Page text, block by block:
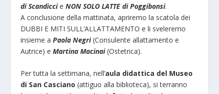
di Scandicci eNON SOLO LATTE di Poggibonsi.
A conclusione della mattinata, apriremo la scatola dei
DUBBI E MITI SULL’ALLATTAMENTO e li sveleremo
insieme aPaola Negri(Consulente allattamento e
Autrice) eMartina Macinai(Ostetrica).
Per tutta la settimana, nell’aula didattica del Museo
di San Casciano (attiguo alla biblioteca), si terranno